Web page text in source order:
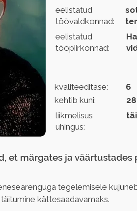
eelistatud
töövaldkonnad:
eelistatud
tööpiirkonnad:
kvaliteeditase:
kehtib kuni:
liikmelisus
ühingus:
6
et märgates ja väärtustades
tegelemisele
kättesaadavamaks.